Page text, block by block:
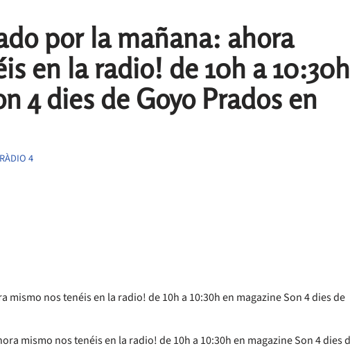
por la mañana: ahora
en la radio! de 10h a 10:30h
4 dies de Goyo Prados en
RÀDIO 4
mismo nos tenéis en la radio! de 10h a 10:30h en magazine Son 4 dies de